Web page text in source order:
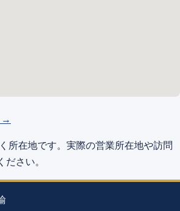
→
所在地です。実際の営業所在地や訪問
さい。